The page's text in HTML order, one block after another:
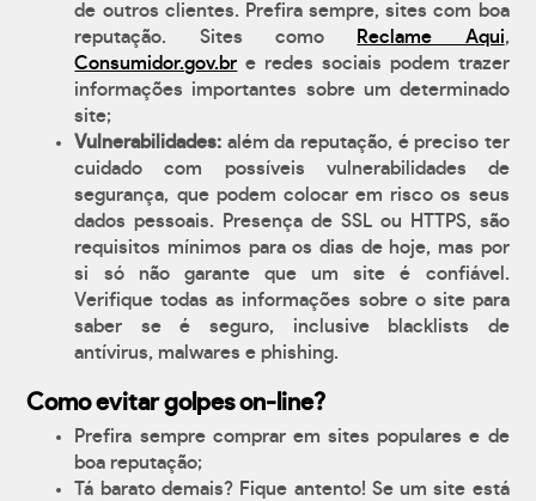
de outros clientes. Prefira sempre, sites com boa
reputação. Sites como
Reclame Aqui,
Consumidor.gov.br e redes sociais podem trazer
informações importantes sobre um determinado
site;
Vulnerabilidades: além da reputação, é preciso ter
cuidado com possíveis vulnerabilidades de
segurança, que podem colocar em risco os seus
dados pessoais. Presença de SSL ou HTTPS, são
requisitos mínimos para os dias de hoje, mas por
si só não garante que um site é confiável.
Verifique todas as informações sobre o site para
saber se é seguro, inclusive blacklists de
antívirus, malwares e phishing.
Como evitar golpes on-line?
Prefira sempre comprar em sites populares e de
boa reputação;
Tá barato demais? Fique antento! Se um site está